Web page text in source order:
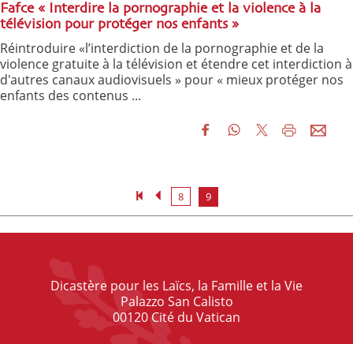
Fafce « Interdire la pornographie et la violence à la
télévision pour protéger nos enfants »
Réintroduire «l’interdiction de la pornographie et de la
violence gratuite à la télévision et étendre cet interdiction à
d'autres canaux audiovisuels » pour « mieux protéger nos
enfants des contenus ...
8 9
Dicastère pour les Laïcs, la Famille et la Vie
Palazzo San Calisto
00120 Cité du Vatican